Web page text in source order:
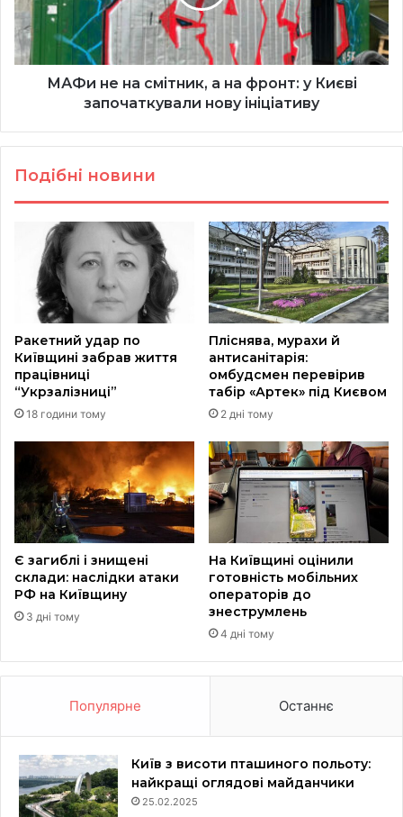
на
фронт:
у
Києві
започаткували
МАФи не на смітник, а на фронт: у Києві
започаткували нову ініціативу
Подібні новини
Ракетний удар по
Київщині забрав життя
працівниці
“Укрзалізниці”
18 години тому
Пліснява, мурахи й
антисанітарія:
омбудсмен перевірив
табір «Артек» під Києвом
2 дні тому
Є загиблі і знищені
склади: наслідки атаки
РФ на Київщину
3 дні тому
На Київщині оцінили
готовність мобільних
операторів до
знеструмлень
4 дні тому
Популярне Останнє
Київ з висоти пташиного польоту:
найкращі оглядові майданчики
25.02.2025